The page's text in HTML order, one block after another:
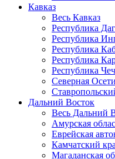
Кавказ
Весь Кавказ
Республика
Республика
Республика
Республика
Республика
Северная
Дальний Восток
Весь Дальний
Амурская
Еврейская
Камчатский
Магаданская